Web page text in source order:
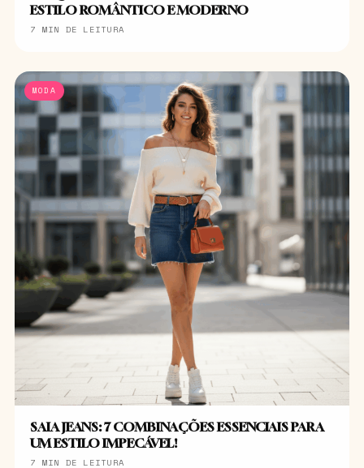
ESTILO ROMÂNTICO E MODERNO
7 MIN DE LEITURA
MODA
SAIA JEANS: 7 COMBINAÇÕES ESSENCIAIS PARA
UM ESTILO IMPECÁVEL!
7 MIN DE LEITURA